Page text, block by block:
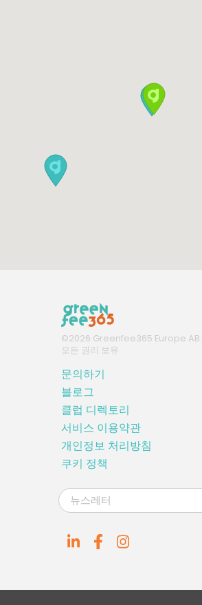
©2026 Greenfee365 Europe AB.
모든 권리 보유
문의하기
블로그
클럽 디렉토리
서비스 이용약관
개인정보 처리방침
쿠키 정책